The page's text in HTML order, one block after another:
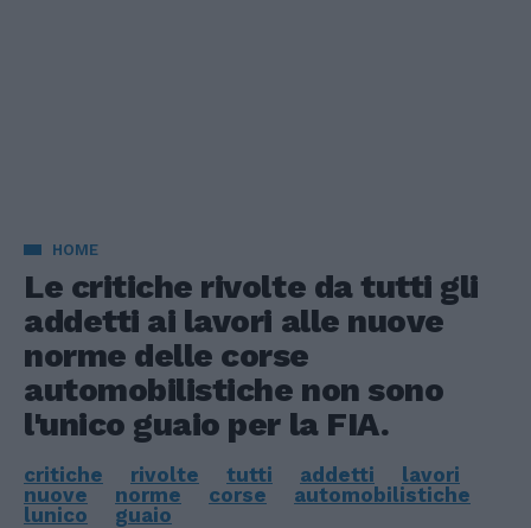
HOME
Le critiche rivolte da tutti gli
addetti ai lavori alle nuove
norme delle corse
automobilistiche non sono
l'unico guaio per la FIA.
critiche rivolte tutti addetti
lavori
nuove
norme corse
automobilistiche
lunico
guaio